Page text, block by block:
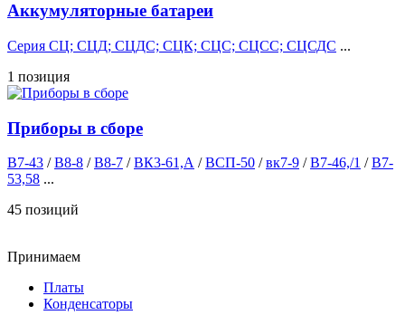
Аккумуляторные батареи
Серия СЦ; СЦД; СЦДС; СЦК; СЦС; СЦСС; СЦСДС ...
1 позиция
Приборы в сборе
В7-43 /В8-8 /В8-7 /ВК3-61,А /ВСП-50 /вк7-9 /В7-46,/1 /В7-
53,58 ...
45 позиций
Принимаем
Платы
Конденсаторы